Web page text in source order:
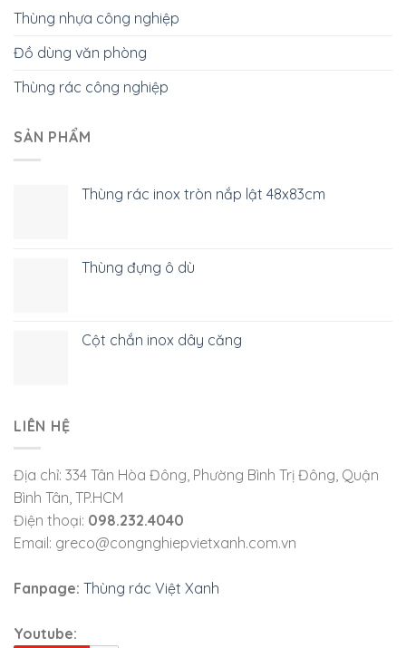
Thùng nhựa công nghiệp
Đồ dùng văn phòng
Thùng rác công nghiệp
SẢN PHẨM
Thùng rác inox tròn nắp lật 48x83cm
Thùng đựng ô dù
Cột chắn inox dây căng
LIÊN HỆ
Địa chỉ: 334 Tân Hòa Đông, Phường Bình Trị Đông, Quận
Bình Tân, TP.HCM
Điện thoại: 098.232.4040
Email: greco@congnghiepvietxanh.com.vn
Fanpage: Thùng rác Việt Xanh
Youtube: